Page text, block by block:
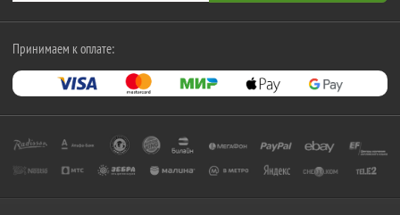
Принимаем к оплате: